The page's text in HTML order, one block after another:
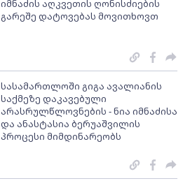
იმნაძის აღკვეთის ღონისძიების
გარეშე დატოვებას მოვითხოვთ
სასამართლოში გიგა ავალიანის
საქმეზე დაკავებული
არასრულწლოვნების - ნია იმნაძისა
და ანასტასია ბერუაშვილის
პროცესი მიმდინარეობს